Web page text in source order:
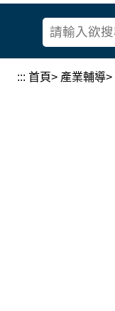
內
::: 首頁> 產業輔導>